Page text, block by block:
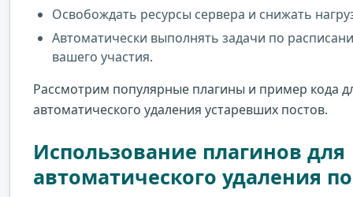
Освобождать ресурсы сервера и снижать
Автоматически выполнять задачи по
вашего участия.
Рассмотрим популярные плагины и пример кода
автоматического удаления устаревших постов.
Использование плагинов для
автоматического удаления